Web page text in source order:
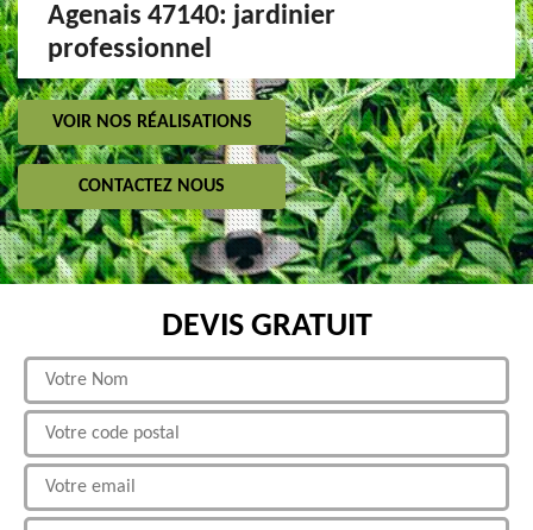
Agenais 47140: jardinier
professionnel
VOIR NOS RÉALISATIONS
CONTACTEZ NOUS
DEVIS GRATUIT